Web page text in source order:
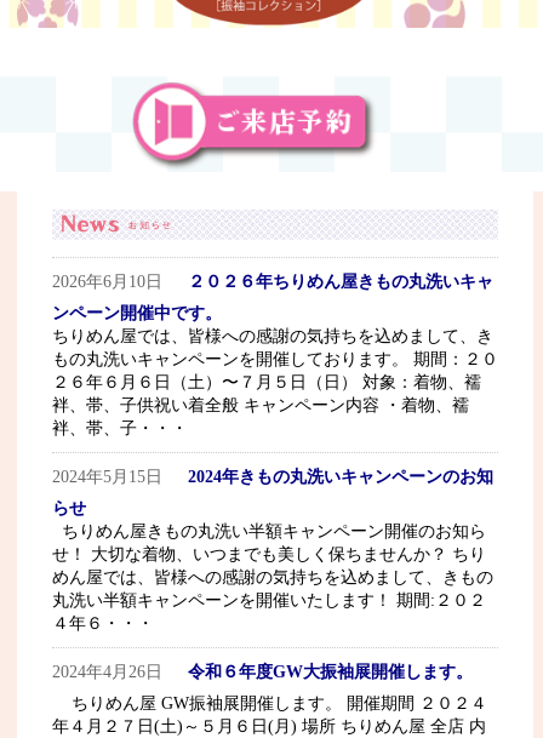
2026年6月10日
２０２６年ちりめん屋きもの丸洗いキャ
ンペーン開催中です。
ちりめん屋では、皆様への感謝の気持ちを込めまして、き
もの丸洗いキャンペーンを開催しております。 期間：２０
２６年６月６日（土）〜７月５日（日） 対象：着物、襦
袢、帯、子供祝い着全般 キャンペーン内容 ・着物、襦
袢、帯、子・・・
2024年5月15日
2024年きもの丸洗いキャンペーンのお知
らせ
ちりめん屋きもの丸洗い半額キャンペーン開催のお知ら
せ！ 大切な着物、いつまでも美しく保ちませんか？ ちり
めん屋では、皆様への感謝の気持ちを込めまして、きもの
丸洗い半額キャンペーンを開催いたします！ 期間:２０２
４年６・・・
2024年4月26日
令和６年度GW大振袖展開催します。
ちりめん屋 GW振袖展開催します。 開催期間 ２０２４
年４月２７日(土)～５月６日(月) 場所 ちりめん屋 全店 内